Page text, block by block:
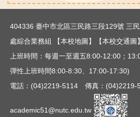
重要日程公告
404336 臺中市北區三民路三段129號 三
處綜合業務組
【本校地圖】
【本校交通圖】
上班時間：每週一至週五8:00-12:00；
彈性上班時間8:00-8:30、17:00-17:30)
電話：(04)2219-5114 傳真：(04)2219-
academic51@nutc.edu.tw